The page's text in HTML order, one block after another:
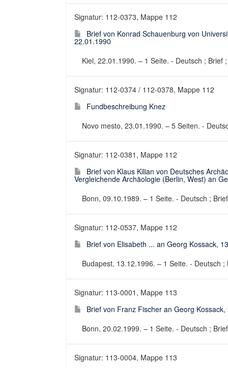
Signatur: 112-0373, Mappe 112
Brief von Konrad Schauenburg von
22.01.1990
Kiel, 22.01.1990. – 1 Seite. - Deutsch ; Brief
Signatur: 112-0374 / 112-0378, Mappe 112
Fundbeschreibung Knez
Novo mesto, 23.01.1990. – 5 Seiten. -
Signatur: 112-0381, Mappe 112
Brief von Klaus Kilian von Deutsches
Vergleichende Archäologie (Berlin, West) an
Bonn, 09.10.1989. – 1 Seite. - Deutsch ;
Signatur: 112-0537, Mappe 112
Brief von Elisabeth ... an Georg Kossack,
Budapest, 13.12.1996. – 1 Seite. - Deutsch ;
Signatur: 113-0001, Mappe 113
Brief von Franz Fischer an Georg
Bonn, 20.02.1999. – 1 Seite. - Deutsch ;
Signatur: 113-0004, Mappe 113